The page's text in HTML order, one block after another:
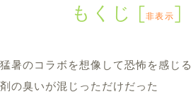
もくじ [非表示]
暑のコラボを想像して恐怖を感じる
の臭いが混じっただけだった